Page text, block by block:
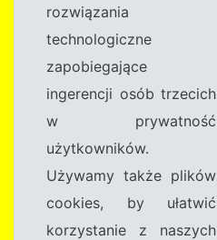
rozwiązania
technologiczne
zapobiegające
ingerencji osób trzecich
w prywatność
użytkowników.
Używamy także plików
cookies, by ułatwić
korzystanie z naszych